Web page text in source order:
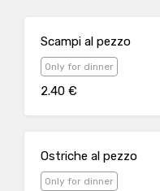
Scampi al pezzo
Only for dinner
2.40 €
Ostriche al pezzo
Only for dinner